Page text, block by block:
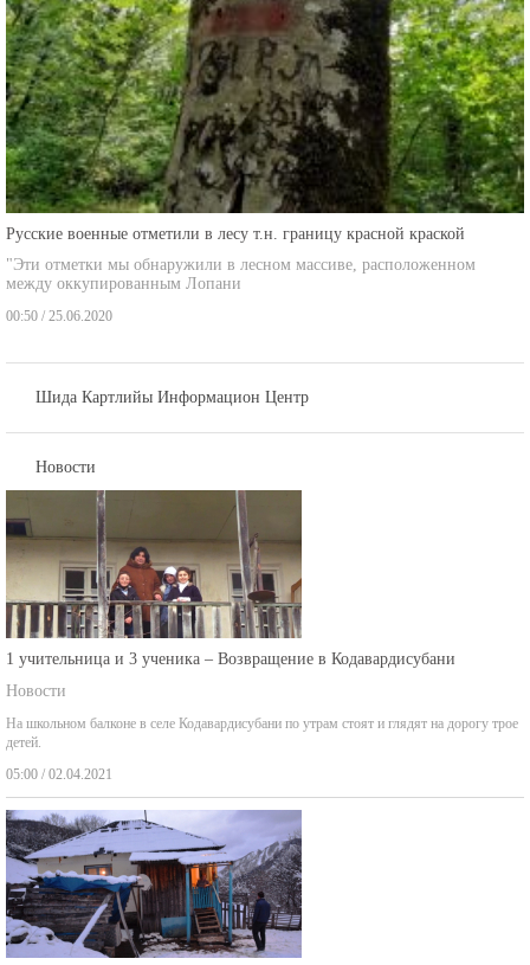
Русские военные отметили в лесу т.н. границу красной краской
"Эти отметки мы обнаружили в лесном массиве, расположенном
между оккупированным Лопани
00:50 / 25.06.2020
Шида Картлийы Информацион Центр
Новости
1 учительница и 3 ученика – Возвращение в Кодавардисубани
Новости
На школьном балконе в селе Кодавардисубани по утрам стоят и глядят на дорогу трое
детей.
05:00 / 02.04.2021